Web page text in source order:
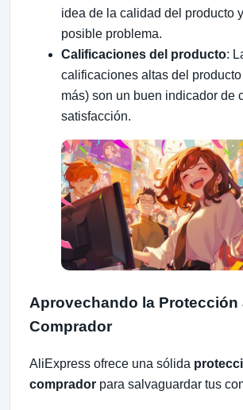
idea de la calidad del producto
posible problema.
Calificaciones del producto:
calificaciones altas del
más) son un buen indicador de
satisfacción.
Aprovechando la Protección
Comprador
AliExpress ofrece una sólida
comprador para salvaguardar tus